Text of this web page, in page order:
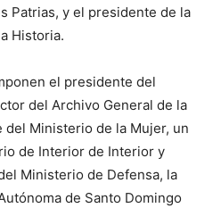
Patrias, y el presidente de la
Historia.
el presidente del
del Archivo General de la
del Ministerio de la Mujer, un
de Interior de Interior y
Ministerio de Defensa, la
de Santo Domingo